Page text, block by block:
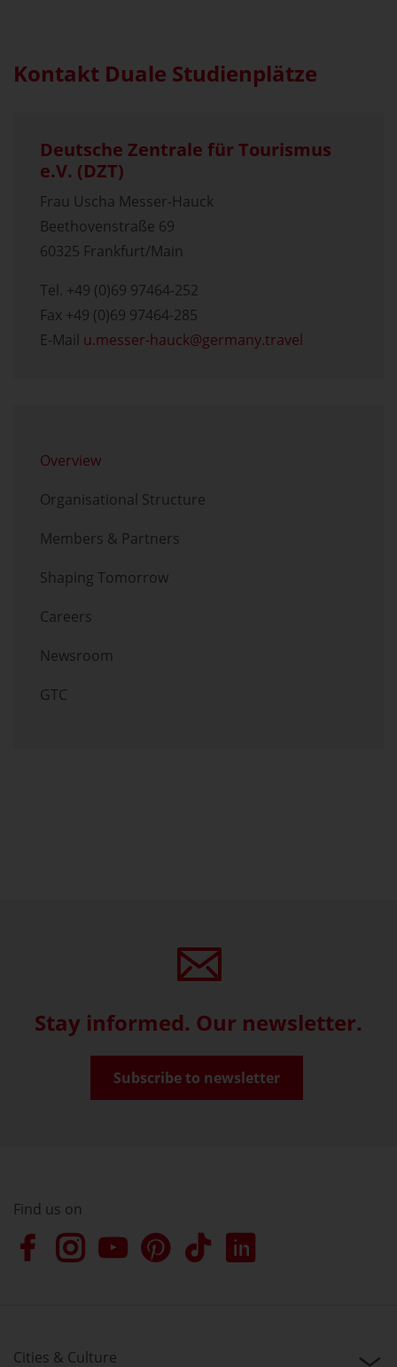
Kontakt Duale Studienplätze
Deutsche Zentrale für Tourismus
e.V. (DZT)
Frau Uscha Messer-Hauck
Beethovenstraße 69
60325 Frankfurt/Main
Tel. +49 (0)69 97464-252
Fax +49 (0)69 97464-285
E-Mail u.messer-hauck germany.travel
Overview
Organisational Structure
Members & Partners
Shaping Tomorrow
Careers
Newsroom
GTC
Stay informed. Our newsletter.
Subscribe to newsletter
Find us on
Cities & Culture